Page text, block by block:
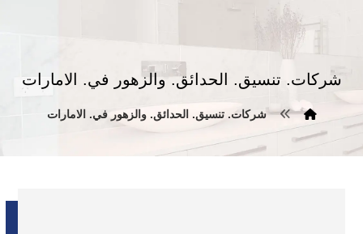
شركات. تنسيق. الحدائق. والزهور في. الامارات
شركات. تنسيق. الحدائق. والزهور في. الامارات